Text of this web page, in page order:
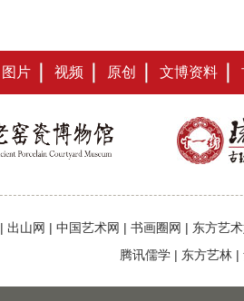
图片 视频 原创 文博资料
| 出山网 | 中国艺术网 | 书画圈网 | 东方艺
腾讯儒学 | 东方艺林 |